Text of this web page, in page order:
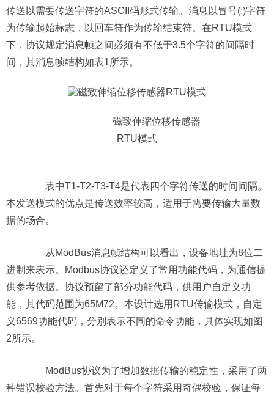
传送以需要传送字符的ASCII码形式传输。消息以冒号(:)字符
为传输起始标志，以回车符作为传输结束符。在RTU模式
下，协议规定消息帧之间必须有不低于3.5个字符的间隔时
间，其消息帧结构如表1所示。
磁致伸缩位移传感器
RTU模式
表中T1-T2-T3-T4是代表四个字符传送的时间间隔。
本发送模式的优点是传送效率较高，适用于需要传输大量数
据的场合。
从ModBus消息帧结构可以看出，设备地址为8位二
进制来表示。Modbus协议还定义了常用功能代码，为通信提
供参考依据。协议预留了部分功能代码，供用户自定义功
能，其代码范围为65M72。本设计选用RTU传输模式，自定
义6569功能代码，分别表示不同的命令功能，具体实现如图
2所示。
ModBus协议为了增加数据传输的稳定性，采用了两
种错误校验方法。首先对于每个字符采用奇偶校验，保证每